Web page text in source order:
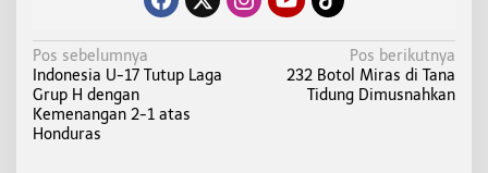
N
a
v
i
Pos sebelumnya
Indonesia U-17 Tutup Laga
Grup H dengan
Kemenangan 2-1 atas
Honduras
Pos berikutnya
232 Botol Miras di Tana
Tidung Dimusnahkan